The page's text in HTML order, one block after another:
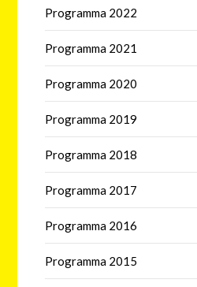
Programma 2022
Programma 2021
Programma 2020
Programma 2019
Programma 2018
Programma 2017
Programma 2016
Programma 2015